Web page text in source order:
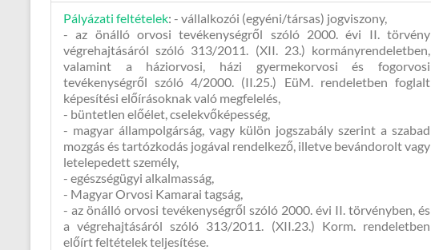
Pályázati feltételek: - vállalkozói (egyéni/társas) jogviszony,
- az önálló orvosi tevékenységről szóló 2000. évi II. törvény
végrehajtásáról szóló 313/2011. (XII. 23.) kormányrendeletben,
valamint a háziorvosi, házi gyermekorvosi és fogorvosi
tevékenységről szóló 4/2000. (II.25.) EüM. rendeletben foglalt
képesítési előírásoknak való megfelelés,
- büntetlen előélet, cselekvőképesség,
- magyar állampolgárság, vagy külön jogszabály szerint a szabad
mozgás és tartózkodás jogával rendelkező, illetve bevándorolt vagy
letelepedett személy,
- egészségügyi alkalmasság,
- Magyar Orvosi Kamarai tagság,
- az önálló orvosi tevékenységről szóló 2000. évi II. törvényben, és
a végrehajtásáról szóló 313/2011. (XII.23.) Korm. rendeletben
előírt feltételek teljesítése.